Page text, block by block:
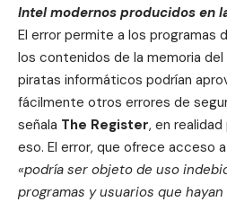
Intel modernos producidos en
El error permite a los programas
los contenidos de la memoria del
piratas informáticos podrían
fácilmente otros errores de
señala The Register, en
eso. El error, que ofrece acceso
«podría ser objeto de uso
programas y usuarios que